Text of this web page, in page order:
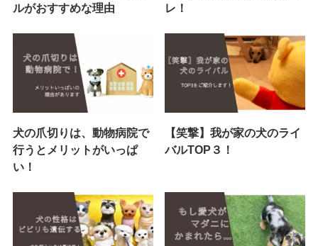
ルがおすすめな理由
レ！
犬の爪切りは、動物病院で
行うとメリットがいっぱ
い！
【笑撃】我が家の犬のライ
バルTOP３！